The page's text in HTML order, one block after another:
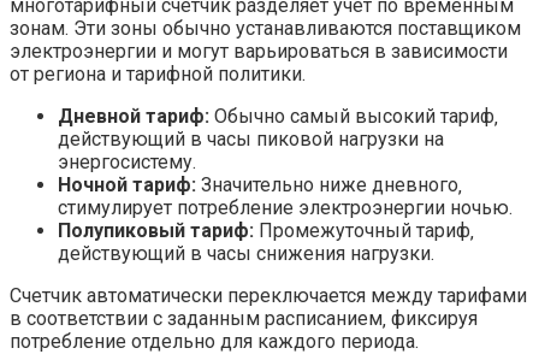
многотарифный счетчик разделяет учет по временным
зонам. Эти зоны обычно устанавливаются поставщиком
электроэнергии и могут варьироваться в зависимости
от региона и тарифной политики.
Дневной тариф: Обычно самый высокий тариф‚
действующий в часы пиковой нагрузки на
энергосистему.
Ночной тариф: Значительно ниже дневного‚
стимулирует потребление электроэнергии ночью.
Полупиковый тариф: Промежуточный тариф‚
действующий в часы снижения нагрузки.
Счетчик автоматически переключается между тарифами
в соответствии с заданным расписанием‚ фиксируя
потребление отдельно для каждого периода.